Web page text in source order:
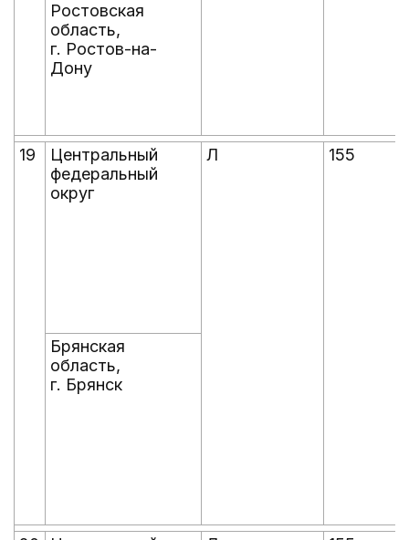
Ростовская
область,
г. Ростов-на-
Дону
19
Центральный
федеральный
округ
Л 155
Брянская
область,
г. Брянск